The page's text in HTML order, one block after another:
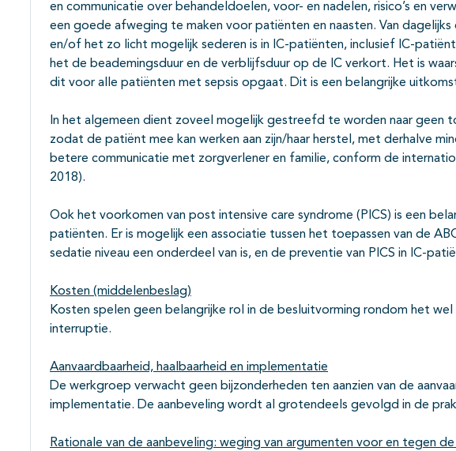
en communicatie over behandeldoelen, voor- en nadelen, risico’s en
een goede afweging te maken voor patiënten en naasten. Van
en/of het zo licht mogelijk sederen is in IC-patiënten, inclusief IC-
het de beademingsduur en de verblijfsduur op de IC verkort. Het is
dit voor alle patiënten met sepsis opgaat. Dit is een belangrijke
In het algemeen dient zoveel mogelijk gestreefd te worden naar geen
zodat de patiënt mee kan werken aan zijn/haar herstel, met derhalve
betere communicatie met zorgverlener en familie, conform de
2018).
Ook het voorkomen van post intensive care syndrome (PICS) is een
patiënten. Er is mogelijk een associatie tussen het toepassen van de
sedatie niveau een onderdeel van is, en de preventie van PICS in IC-
Kosten (middelenbeslag)
Kosten spelen geen belangrijke rol in de besluitvorming rondom het
interruptie.
Aanvaardbaarheid, haalbaarheid en implementatie
De werkgroep verwacht geen bijzonderheden ten aanzien van de
implementatie. De aanbeveling wordt al grotendeels gevolgd in de
Rationale van de aanbeveling: weging van argumenten voor en tegen